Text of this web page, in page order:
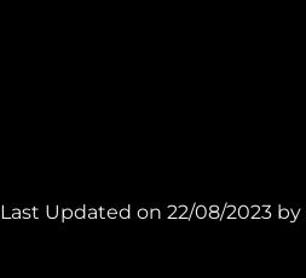
Last Updated on 22/08/2023 by